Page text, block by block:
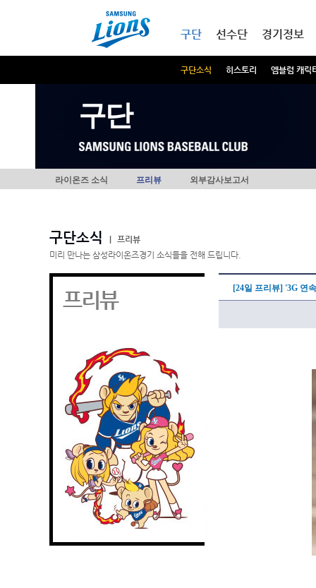
구단
구단소식 히스토리 엠블럼 캐릭
선수단 경기정보
구단
라이온즈 소식 프리뷰 외부감사보고서
구단소식
프리뷰
미리 만나는 삼성라이온즈경기 소식들을 전해 드립니다.
프리뷰 [24일 프리뷰] '3G 연